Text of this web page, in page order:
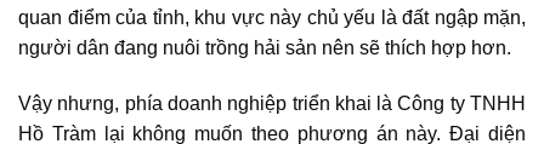
quan điểm của tỉnh, khu vực này chủ yếu là đất ngập mặn,
người dân đang nuôi trồng hải sản nên sẽ thích hợp hơn.
Vậy nhưng, phía doanh nghiệp triển khai là Công ty TNHH
Hồ Tràm lại không muốn theo phương án này. Đại diện